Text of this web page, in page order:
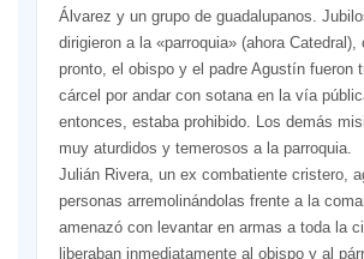
Álvarez y un grupo de guadalupanos.
dirigieron a la «parroquia» (ahora Catedral),
pronto, el obispo y el padre Agustín fueron
cárcel por andar con sotana en la vía
entonces, estaba prohibido. Los demás
muy aturdidos y temerosos a la parroquia.
Julián Rivera, un ex combatiente cristero,
personas arremolinándolas frente a la
amenazó con levantar en armas a toda la
liberaban inmediatamente al obispo y al